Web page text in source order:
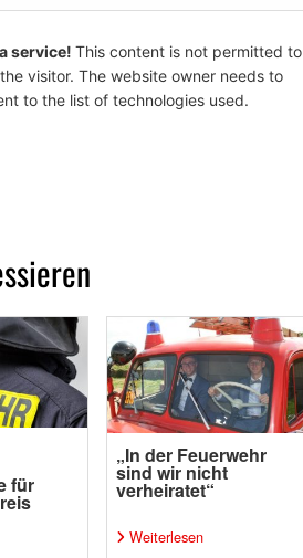
service! This content is not permitted to
visitor. The website owner needs to
to the list of technologies used.
für
„In der Feuerwehr
sind wir nicht
verheiratet“
Weiterlesen